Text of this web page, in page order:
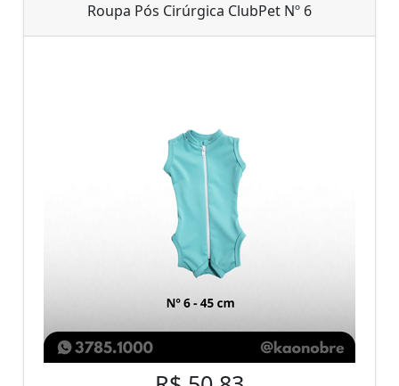
Roupa Pós Cirúrgica ClubPet Nº 6